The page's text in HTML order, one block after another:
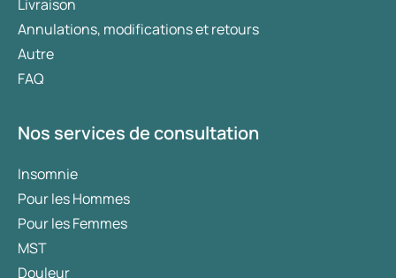
Livraison
Annulations, modifications et retours
Autre
FAQ
Nos services de consultation
Insomnie
Pour les Hommes
Pour les Femmes
MST
Douleur